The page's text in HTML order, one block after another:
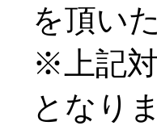
を頂い
※上記
となり